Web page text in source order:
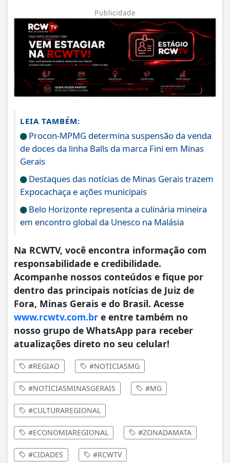
Publicidade
LEIA TAMBÉM:
Procon-MPMG determina suspensão da venda
de doces da linha Balls da marca Fini em Minas
Gerais
Destaques das notícias de Minas Gerais trazem
Expocachaça e ações municipais
Belo Horizonte representa a culinária mineira
em encontro global da Unesco na Malásia
Na RCWTV, você encontra informação com
responsabilidade e credibilidade.
Acompanhe nossos conteúdos e fique por
dentro das principais notícias de Juiz de
Fora, Minas Gerais e do Brasil. Acesse
www.rcwtv.com.br e entre também no
nosso grupo de WhatsApp para receber
atualizações direto no seu celular!
#REGIAO #NOTICIASMG
#NOTICIASMINASGERAIS #MG
#CULTURAREGIONAL
#ECONOMIAREGIONAL #ZONADAMATA
#CIDADES #RCWTV